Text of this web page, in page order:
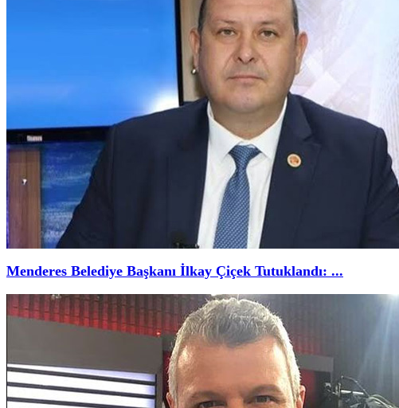
Menderes Belediye Başkanı İlkay Çiçek Tutuklandı: ...